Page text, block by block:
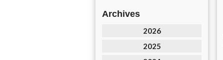
Archives
2026
2025